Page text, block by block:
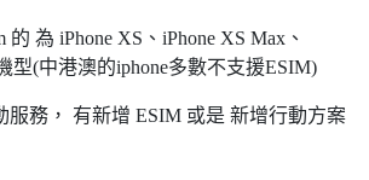
的 為 iPhone XS、iPhone XS Max、
型(中港澳的iphone多數不支援ESIM)
服務， 有新增 ESIM 或是 新增行動方案